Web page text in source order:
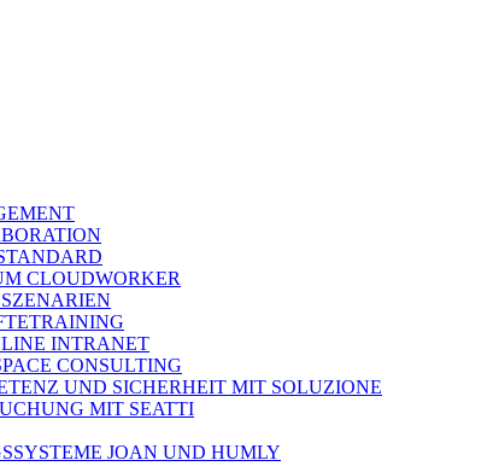
CLOUDWORKER
INTRANET
CONSULTING
UND SICHERHEIT MIT SOLUZIONE
MIT SEATTI
JOAN UND HUMLY